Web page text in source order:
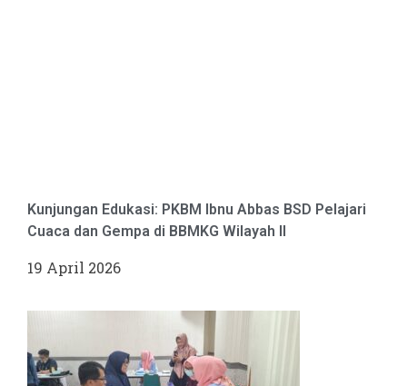
Kunjungan Edukasi: PKBM Ibnu Abbas BSD Pelajari
Cuaca dan Gempa di BBMKG Wilayah II
19 April 2026